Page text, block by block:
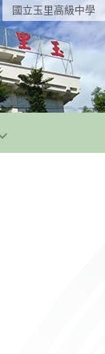
國立玉里高級中學